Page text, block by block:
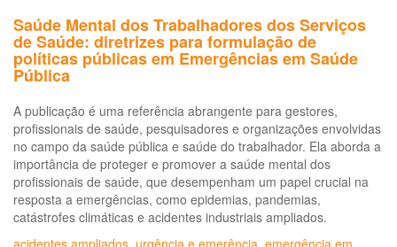
Saúde Mental dos Trabalhadores dos Serviços
de Saúde: diretrizes para formulação de
políticas públicas em Emergências em Saúde
Pública
A publicação é uma referência abrangente para gestores,
profissionais de saúde, pesquisadores e organizações envolvidas
no campo da saúde pública e saúde do trabalhador. Ela aborda a
importância de proteger e promover a saúde mental dos
profissionais de saúde, que desempenham um papel crucial na
resposta a emergências, como epidemias, pandemias,
catástrofes climáticas e acidentes industriais ampliados.